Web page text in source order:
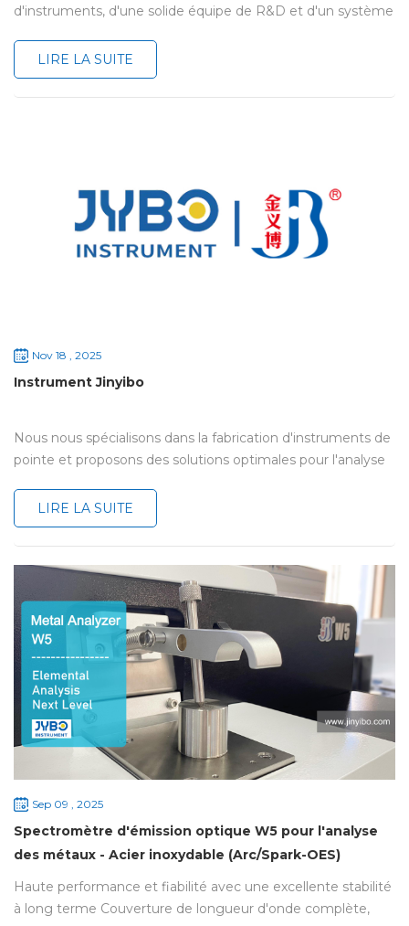
d'instruments, d'une solide équipe de R&D et d'un système
conception initiale des instruments spectraux à la sélection
rigoureuse des matériaux, en passant par l'assemblage
précis des instruments et, enfin, après des tests stricts et
LIRE LA SUITE
Nov 18 , 2025
Instrument Jinyibo
Nous nous spécialisons dans la fabrication d'instruments de
pointe et proposons des solutions optimales pour l'analyse
permettant ainsi aux utilisateurs de mieux comprendre une
grande variété de matériaux, des polymères aux produits
miniers, en passant par les métaux et les composants.
Notre gamme de produits comprend notamment le
spectromètre d...
LIRE LA SUITE
Sep 09 , 2025
Spectromètre d'émission optique W5 pour l'analyse
des métaux - Acier inoxydable (Arc/Spark-OES)
Haute performance et fiabilité avec une excellente stabilité
à long terme Couverture de longueur d'onde complète,